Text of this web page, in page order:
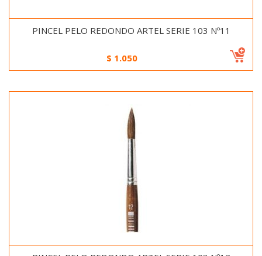
PINCEL PELO REDONDO ARTEL SERIE 103 Nº11
$ 1.050